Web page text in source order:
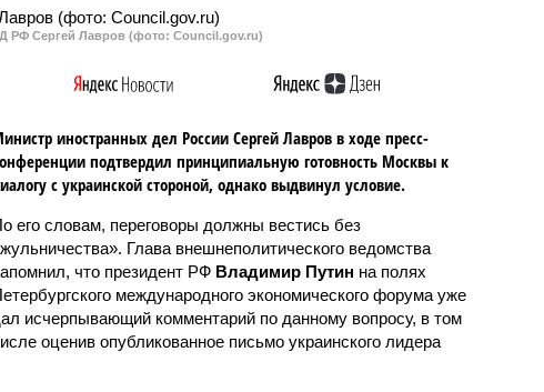
РФ Сергей Лавров (фото: Council.gov.ru)
иностранных дел России Сергей Лавров в ходе пресс-
подтвердил принципиальную готовность Москвы к
с украинской стороной, однако выдвинул условие.
его словам, переговоры должны вестись без
Глава внешнеполитического ведомства
что президент РФ Владимир Путин на полях
международного экономического форума уже
исчерпывающий комментарий по данному вопросу, в том
оценив опубликованное письмо украинского лидера